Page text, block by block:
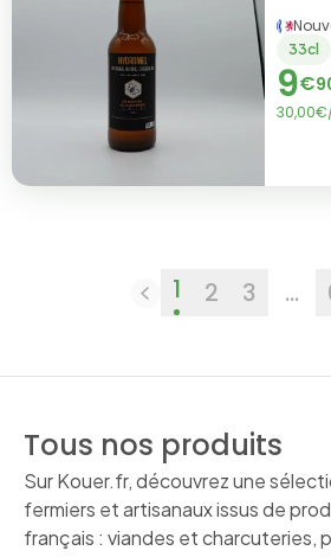
33cl
9€
1 2 3 ...
Tous nos produits
Sur Kouer.fr, découvrez une
fermiers et artisanaux issus de
français : viandes et charcuteries,